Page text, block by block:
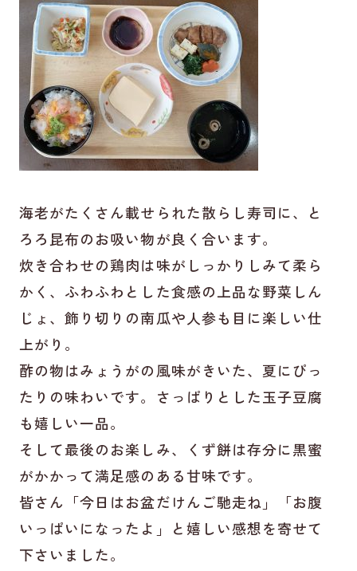
海老がたくさん載せられた散らし寿司に、と
ろろ昆布のお吸い物が良く合います。
炊き合わせの鶏肉は味がしっかりしみて柔ら
かく、ふわふわとした食感の上品な野菜しん
じょ、飾り切りの南瓜や人参も目に楽しい仕
上がり。
酢の物はみょうがの風味がきいた、夏にぴっ
たりの味わいです。さっぱりとした玉子豆腐
も嬉しい一品。
そして最後のお楽しみ、くず餅は存分に黒蜜
がかかって満足感のある甘味です。
皆さん「今日はお盆だけんご馳走ね」「お腹
いっぱいになったよ」と嬉しい感想を寄せて
下さいました。